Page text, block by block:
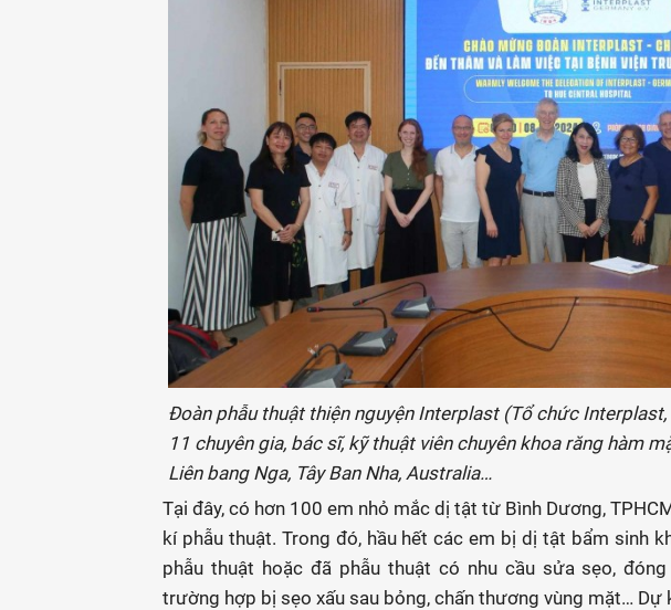
Đoàn phẫu thuật thiện nguyện Interplast (Tổ chức
11 chuyên gia, bác sĩ, kỹ thuật viên chuyên khoa răng hàm
Liên bang Nga, Tây Ban Nha, Australia…
Tại đây, có hơn 100 em nhỏ mắc dị tật từ Bình Dương,
kí phẫu thuật. Trong đó, hầu hết các em bị dị tật bẩm sinh
phẫu thuật hoặc đã phẫu thuật có nhu cầu sửa sẹo,
trường hợp bị sẹo xấu sau bỏng, chấn thương vùng mặt… Dự